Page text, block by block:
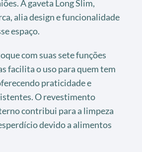
A gaveta Long Slim,
alia design e funcionalidade
espaço.
com suas sete funções
facilita o uso para quem tem
praticidade e
O revestimento
contribui para a limpeza
devido a alimentos